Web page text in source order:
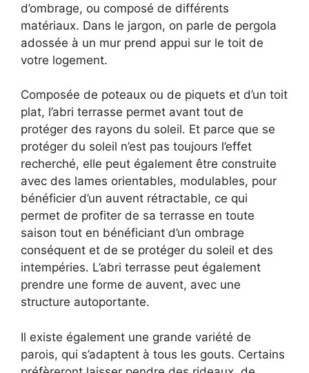
d’ombrage, ou composé de différents
matériaux. Dans le jargon, on parle de pergola
adossée à un mur prend appui sur le toit de
votre logement.
Composée de poteaux ou de piquets et d’un toit
plat, l’abri terrasse permet avant tout de
protéger des rayons du soleil. Et parce que se
protéger du soleil n’est pas toujours l’effet
recherché, elle peut également être construite
avec des lames orientables, modulables, pour
bénéficier d’un auvent rétractable, ce qui
permet de profiter de sa terrasse en toute
saison tout en bénéficiant d’un ombrage
conséquent et de se protéger du soleil et des
intempéries. L’abri terrasse peut également
prendre une forme de auvent, avec une
structure autoportante.
Il existe également une grande variété de
parois, qui s’adaptent à tous les gouts. Certains